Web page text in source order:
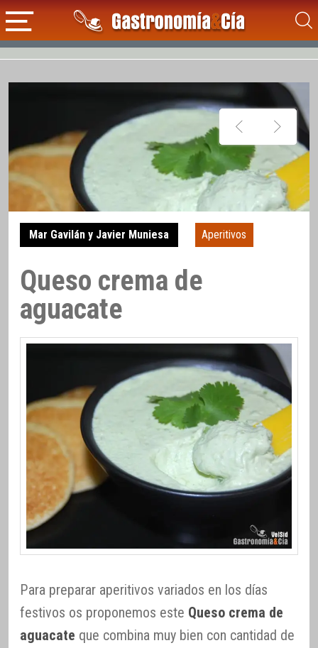
Mar Gavilán y Javier Muniesa Aperitivos
Queso crema de
aguacate
Para preparar aperitivos variados en los días
festivos os proponemos este Queso crema de
aguacate que combina muy bien con cantidad de